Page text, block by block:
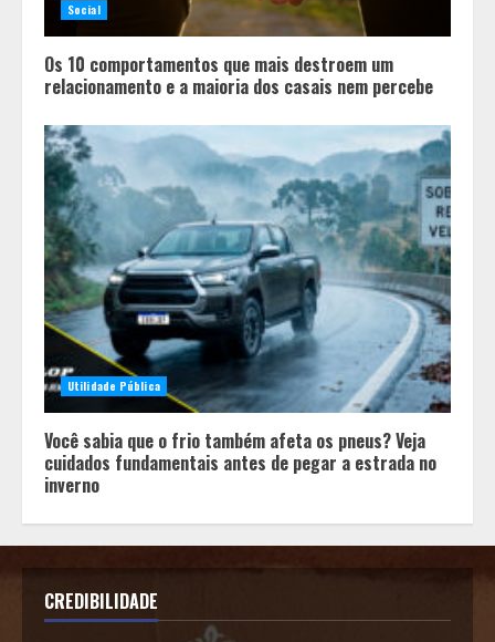
Social
Os 10 comportamentos que mais destroem um
relacionamento e a maioria dos casais nem percebe
Utilidade Pública
Você sabia que o frio também afeta os pneus? Veja
cuidados fundamentais antes de pegar a estrada no
inverno
CREDIBILIDADE